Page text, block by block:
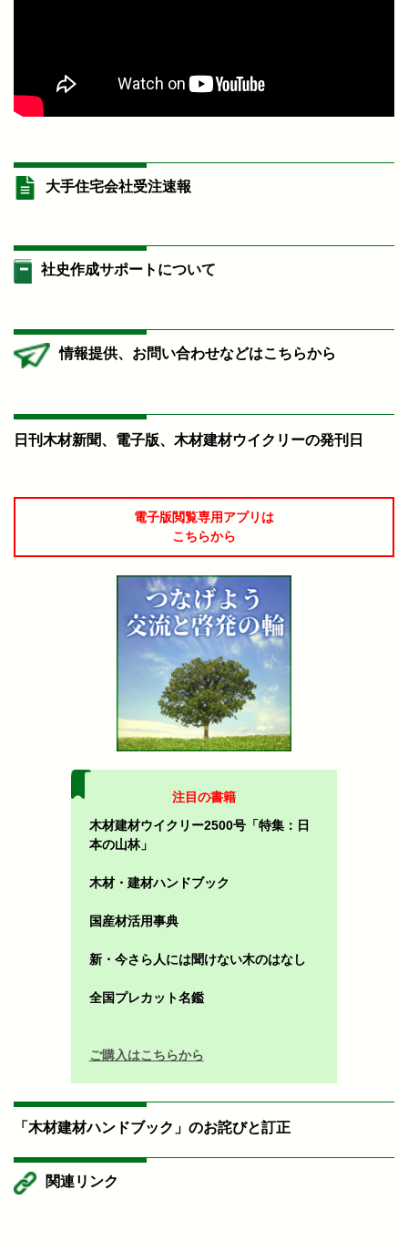
大手住宅会社受注速報
社史作成サポートについて
情報提供、お問い合わせなどはこちらから
日刊木材新聞、電子版、木材建材ウイクリーの発刊日
電子版閲覧専用アプリは
こちらから
注目の書籍
木材建材ウイクリー2500号「特集：日
本の山林」
木材・建材ハンドブック
国産材活用事典
新・今さら人には聞けない木のはなし
全国プレカット名鑑
ご購入はこちらから
「木材建材ハンドブック」のお詫びと訂正
関連リンク